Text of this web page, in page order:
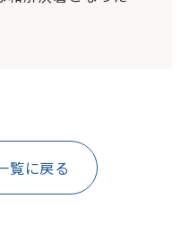
覧に戻る